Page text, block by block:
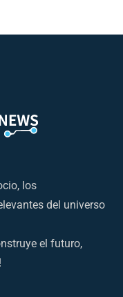
los
del universo
el futuro,